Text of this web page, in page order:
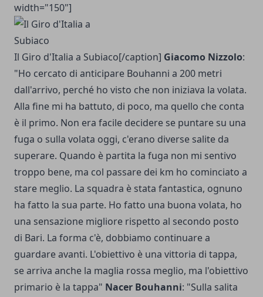
width="150"]
Il Giro d'Italia a Subiaco[/caption] Giacomo Nizzolo:
"Ho cercato di anticipare Bouhanni a 200 metri
dall'arrivo, perché ho visto che non iniziava la volata.
Alla fine mi ha battuto, di poco, ma quello che conta
è il primo. Non era facile decidere se puntare su una
fuga o sulla volata oggi, c'erano diverse salite da
superare. Quando è partita la fuga non mi sentivo
troppo bene, ma col passare dei km ho cominciato a
stare meglio. La squadra è stata fantastica, ognuno
ha fatto la sua parte. Ho fatto una buona volata, ho
una sensazione migliore rispetto al secondo posto
di Bari. La forma c'è, dobbiamo continuare a
guardare avanti. L'obiettivo è una vittoria di tappa,
se arriva anche la maglia rossa meglio, ma l'obiettivo
primario è la tappa" Nacer Bouhanni: "Sulla salita